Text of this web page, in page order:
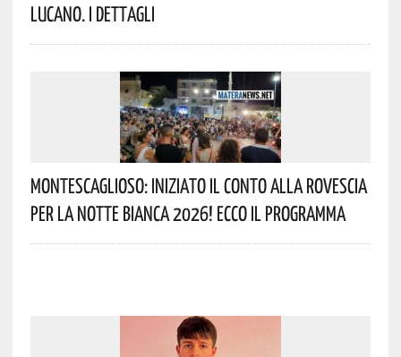
Lucano. I Dettagli
Montescaglioso: Iniziato Il Conto Alla Rovescia
Per La Notte Bianca 2026! Ecco Il Programma